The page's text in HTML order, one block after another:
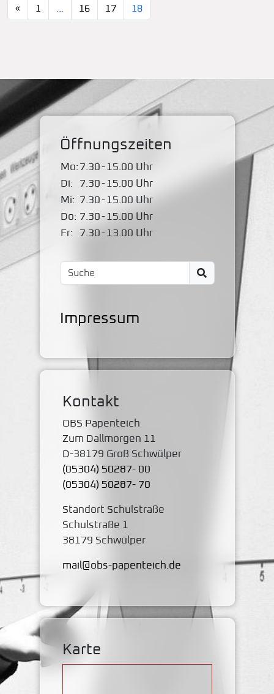
« 1 16 17 18
Öffnungszeiten
Mo: 7.30- 15.00 Uhr
Di:
7.30- 15.00 Uhr
Mi: 7.30- 15.00 Uhr
Do: 7.30- 15.00 Uhr
Fr:
7.30- 13.00 Uhr
Impressum
Kontakt
OBS Papenteich
Zum Dallmorgen 11
D-38179 Groß Schwülper
(05304) 50287- 00
(05304) 50287- 70
Standort Schulstraße
Schulstraße 1
38179 Schwülper
mail@obs-papenteich.de
Karte